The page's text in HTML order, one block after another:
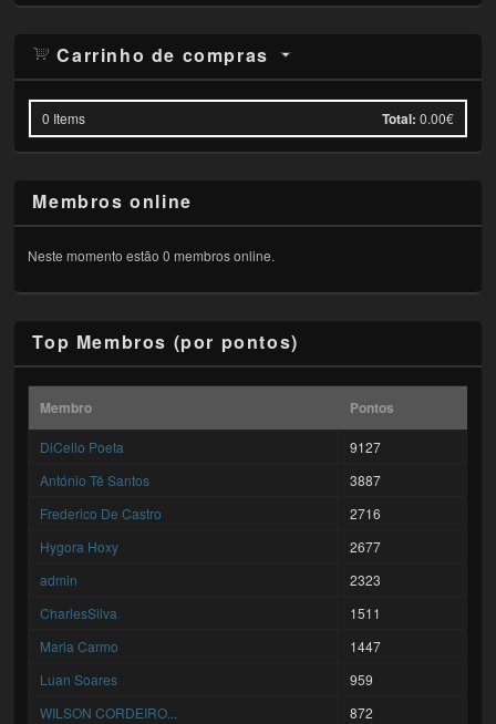
Carrinho de compras
0 Items Total: 0.00€
Membros online
Neste momento estão 0 membros online.
Top Membros (por pontos)
Membro Pontos
DiCello Poeta
9127
António Tê Santos
3887
Frederico De Castro
2716
Hygora Hoxy
2677
admin
2323
CharlesSilva
1511
Maria Carmo
1447
Luan Soares
959
WILSON CORDEIRO...
872